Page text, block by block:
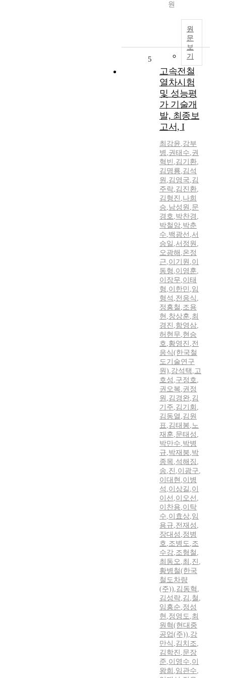
원
원
문
보
기
5
고속전철
열차시험
및 성능평
가 기술개
발, 최종보
고서, I
최강윤,강부
병 ,권태수,권
혁빈 ,김기환,
김명룡,김석
원 ,김영국,김
주락,김진환,
김형진 ,나희
승,남성원 ,문
경호,박찬경 ,
박철암,박춘
수,백광선 ,서
승일 ,서정원 ,
오광해 ,온정
근,이기원 ,이
동형 ,이영훈,
이장무,이태
형 ,이한민 ,임
형석 ,전응식 ,
정흥철 ,조용
현 ,창상훈,최
경진 ,함영삼,
허현무,현승
호,황영진 ,전
응식(한국철
도기술연구
원),강석택 ,고
호성 ,구정호,
권오복,권정
원 ,김경완,김
기주,김기회 ,
김동열 ,김원
표,김태봉,노
재훈,문태성 ,
박만수,박병
규,박재붕,박
종목,석해징 ,
송,진 ,이광구,
이대현 ,이병
석 ,이상길 ,이
이선 ,이오선 ,
이찬용,이탁
수,이효상,임
용규,전재성 ,
장대성 ,정병
호,조병도,조
수강,조형철 ,
최동오,최 ,진 ,
황병철(한국
철도차량
(주)),김동혁 ,
김성락,김 ,철 ,
임흥순,정성
현 ,정영도,최
원혁(현대중
공업(주)),강
만식 ,김치조,
김학진 ,문장
준,이영수,이
왕희 ,임관수,